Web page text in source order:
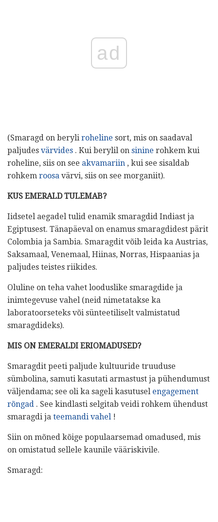
ad
(Smaragd on beryli roheline sort, mis on saadaval
paljudes värvides . Kui berylil on sinine rohkem kui
roheline, siis on see akvamariin , kui see sisaldab
rohkem roosa värvi, siis on see morganiit).
KUS EMERALD TULEMAB?
Iidsetel aegadel tulid enamik smaragdid Indiast ja
Egiptusest. Tänapäeval on enamus smaragdidest pärit
Colombia ja Sambia. Smaragdit võib leida ka Austrias,
Saksamaal, Venemaal, Hiinas, Norras, Hispaanias ja
paljudes teistes riikides.
Oluline on teha vahet looduslike smaragdide ja
inimtegevuse vahel (neid nimetatakse ka
laboratoorseteks või sünteetiliselt valmistatud
smaragdideks).
MIS ON EMERALDI ERIOMADUSED?
Smaragdit peeti paljude kultuuride truuduse
sümbolina, samuti kasutati armastust ja pühendumust
väljendama; see oli ka sageli kasutusel engagement
rõngad . See kindlasti selgitab veidi rohkem ühendust
smaragdi ja teemandi vahel !
Siin on mõned kõige populaarsemad omadused, mis
on omistatud sellele kaunile vääriskivile.
Smaragd: